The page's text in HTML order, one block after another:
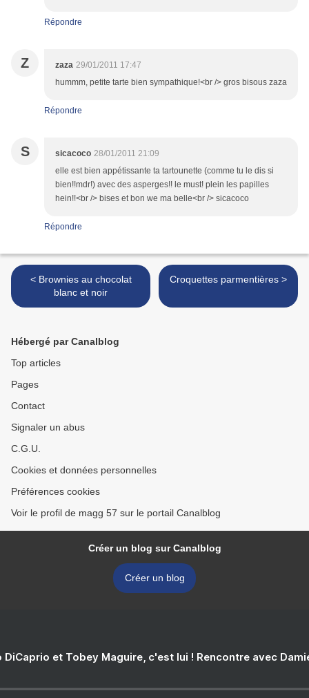
Répondre
Z zaza 29/01/2011 17:47
hummm, petite tarte bien sympathique!<br /> gros bisous zaza
Répondre
S sicacoco 28/01/2011 21:09
elle est bien appétissante ta tartounette (comme tu le dis si
bien!!mdr!) avec des asperges!! le must! plein les papilles
hein!!<br /> bises et bon we ma belle<br /> sicacoco
Répondre
< Brownies au chocolat
blanc et noir
Croquettes parmentières >
Hébergé par Canalblog
Top articles
Pages
Contact
Signaler un abus
C.G.U.
Cookies et données personnelles
Préférences cookies
Voir le profil de magg 57 sur le portail Canalblog
Créer un blog sur Canalblog
Créer un blog
DiCaprio et Tobey Maguire, c'est lui ! Rencontre avec